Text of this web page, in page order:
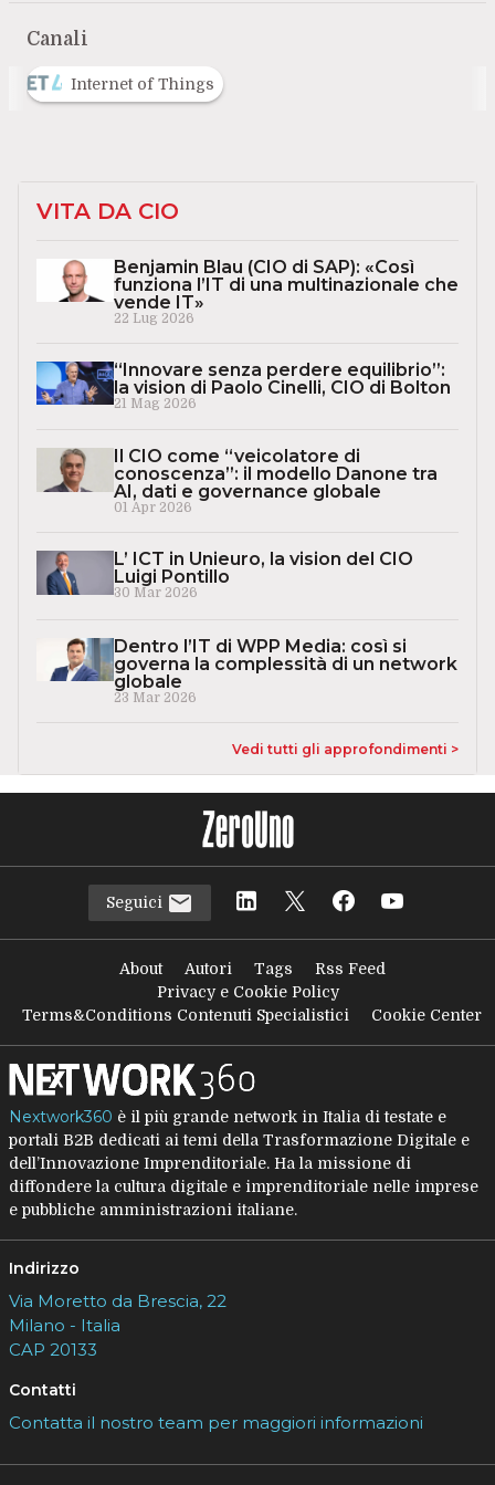
Canali
Internet of Things
VITA DA CIO
Benjamin Blau (CIO di SAP): «Così
funziona l’IT di una multinazionale che
vende IT»
22 Lug 2026
“Innovare senza perdere equilibrio”:
la vision di Paolo Cinelli, CIO di Bolton
21 Mag 2026
Il CIO come “veicolatore di
conoscenza”: il modello Danone tra
AI, dati e governance globale
01 Apr 2026
L’ ICT in Unieuro, la vision del CIO
Luigi Pontillo
30 Mar 2026
Dentro l’IT di WPP Media: così si
governa la complessità di un network
globale
23 Mar 2026
Vedi tutti gli approfondimenti >
Seguici
About Autori Tags
Rss Feed
Privacy e Cookie Policy
Terms&Conditions Contenuti Specialistici
Cookie Center
Nextwork360 è il più grande network in Italia di testate e
portali B2B dedicati ai temi della Trasformazione Digitale e
dell’Innovazione Imprenditoriale. Ha la missione di
diffondere la cultura digitale e imprenditoriale nelle imprese
e pubbliche amministrazioni italiane.
Indirizzo
Via Moretto da Brescia, 22
Milano - Italia
CAP 20133
Contatti
Contatta il nostro team per maggiori informazioni